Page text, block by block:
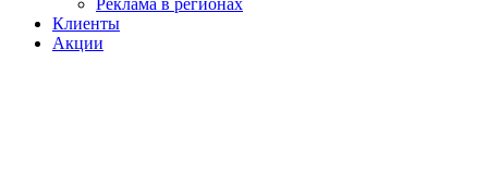
Клиенты
Акции